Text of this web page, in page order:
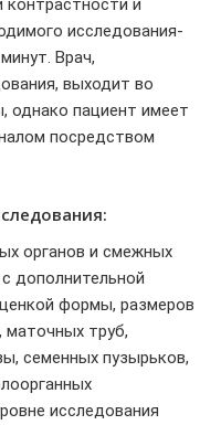
контрастности и
исследования-
Врач,
выходит во
однако пациент имеет
посредством
органов и смежных
дополнительной
формы, размеров
маточных труб,
семенных пузырьков,
исследования